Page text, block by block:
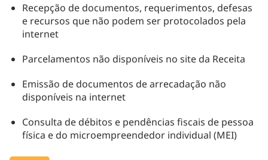
Recepção de documentos, requerimentos, defesas
e recursos que não podem ser protocolados pela
internet
Parcelamentos não disponíveis no site da Receita
Emissão de documentos de arrecadação não
disponíveis na internet
Consulta de débitos e pendências fiscais de pessoa
física e do microempreendedor individual (MEI)